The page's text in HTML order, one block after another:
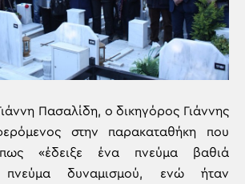
Πασαλίδη, ο δικηγόρος Γιάννης
στην παρακαταθήκη που
«έδειξε ένα πνεύμα βαθιά
πνεύμα δυναμισμού, ενώ ήταν